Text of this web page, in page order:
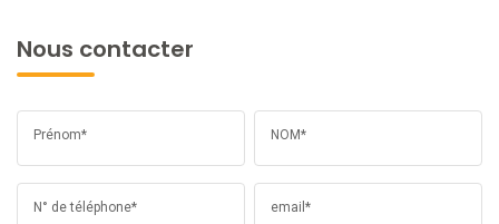
Nous contacter
Prénom* NOM*
N° de téléphone* email*